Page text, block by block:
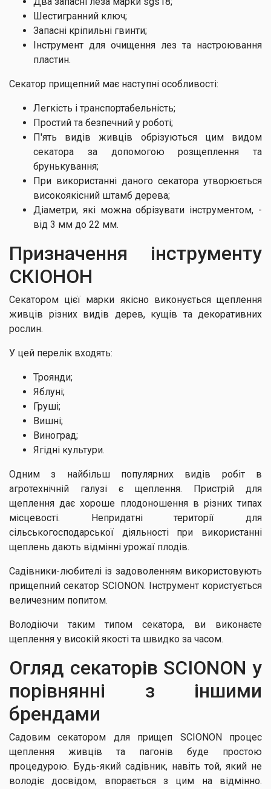
Шестигранний ключ;
Запасні кріпильні гвинти;
Інструмент для очищення лез та настроювання
пластин.
Секатор прищепний має наступні особливості:
Легкість і транспортабельність;
Простий та безпечний у роботі;
П'ять видів живців обрізуються цим видом
секатора за допомогою розщеплення та
брунькування;
При використанні даного секатора утворюється
високоякісний штамб дерева;
Діаметри, які можна обрізувати інструментом, -
від 3 мм до 22 мм.
Призначення інструменту
СКІОНОН
Секатором цієї марки якісно виконується щеплення
живців різних видів дерев, кущів та декоративних
рослин.
У цей перелік входять:
Троянди;
Яблуні;
Груші;
Вишні;
Виноград;
Ягідні культури.
Одним з найбільш популярних видів робіт в
агротехнічній галузі є щеплення. Пристрій для
щеплення дає хороше плодоношення в різних типах
місцевості. Непридатні території для
сільськогосподарської діяльності при використанні
щеплень дають відмінні урожаї плодів.
Садівники-любителі із задоволенням використовують
прищепний секатор SCIONON. Інструмент користується
величезним попитом.
Володіючи таким типом секатора, ви виконаєте
щеплення у високій якості та швидко за часом.
Огляд секаторів SCIONON у
порівнянні з іншими
брендами
Садовим секатором для прищеп SCIONON процес
щеплення живців та пагонів буде простою
процедурою. Будь-який садівник, навіть той, який не
володіє досвідом, впорається з цим на відмінно.